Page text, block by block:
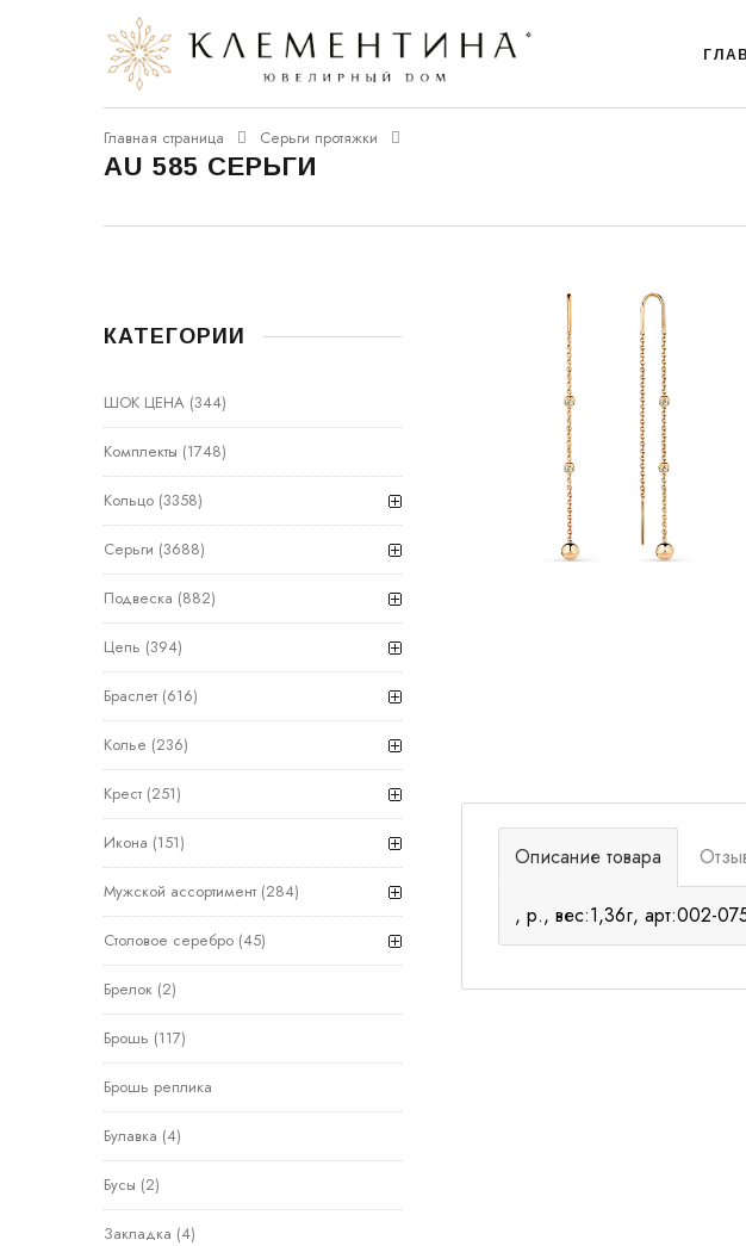
Главная страница Серьги протяжки
AU 585 СЕРЬГИ
Описание товара
, р., вес:1,36г, арт:002-
КАТЕГОРИИ
ШОК ЦЕНА (344)
Комплекты (1748)
Кольцо (3358)
Серьги (3688)
Подвеска (882)
Цепь (394)
Браслет (616)
Колье (236)
Крест (251)
Икона (151)
Мужской ассортимент (284)
Столовое серебро (45)
Брелок (2)
Брошь (117)
Брошь реплика
Булавка (4)
Бусы (2)
Закладка (4)